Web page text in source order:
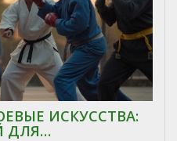
ИСКУССТВА:
ДЛЯ